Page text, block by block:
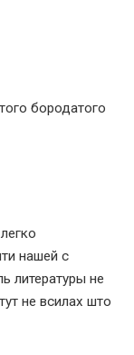
бородатого
нашей с
литературы не
не всилах што